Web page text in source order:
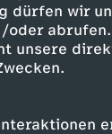
dürfen wir
unsere